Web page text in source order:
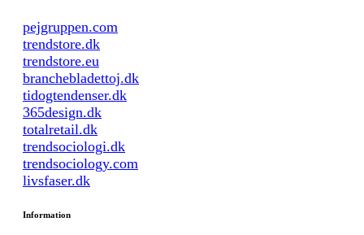
pejgruppen.com
trendstore.dk
trendstore.eu
branchebladettoj.dk
tidogtendenser.dk
365design.dk
totalretail.dk
trendsociologi.dk
trendsociology.com
livsfaser.dk
Information